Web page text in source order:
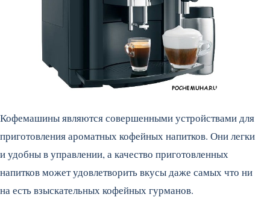
Кофемашины являются совершенными устройствами для
приготовления ароматных кофейных напитков. Они легки
и удобны в управлении, а качество приготовленных
напитков может удовлетворить вкусы даже самых что ни
на есть взыскательных кофейных гурманов.